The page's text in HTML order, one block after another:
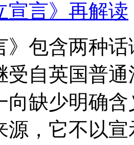
言》再解读
》包含两种
受自英国普
向缺少明确
源，它不以